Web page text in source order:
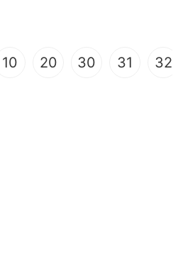
10 20 30 31 32